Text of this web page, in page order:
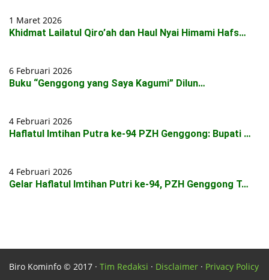
1 Maret 2026
Khidmat Lailatul Qiro’ah dan Haul Nyai Himami Hafs…
6 Februari 2026
Buku “Genggong yang Saya Kagumi” Dilun…
4 Februari 2026
Haflatul Imtihan Putra ke-94 PZH Genggong: Bupati …
4 Februari 2026
Gelar Haflatul Imtihan Putri ke-94, PZH Genggong T…
Biro Kominfo © 2017 · Tim Redaksi · Disclaimer · Privacy Policy